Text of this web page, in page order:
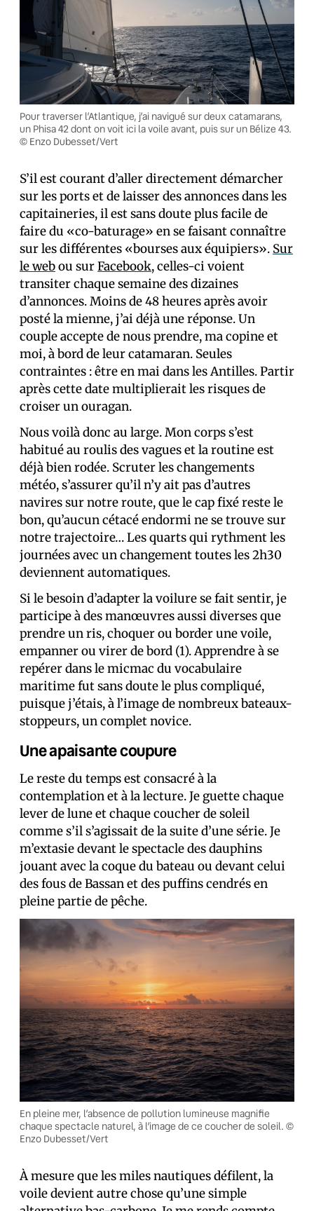
Pour traverser l’Atlantique, j’ai navigué sur deux catamarans,
un Phisa 42 dont on voit ici la voile avant, puis sur un Bélize 43.
© Enzo Dubesset/Vert
S’il est courant d’aller directement démarcher
sur les ports et de laisser des annonces dans les
capitaineries, il est sans doute plus facile de
faire du «co-baturage» en se faisant connaître
sur les différentes «bourses aux équipiers». Sur
le webou surFacebook, celles-ci voient
transiter chaque semaine des dizaines
d’annonces. Moins de 48 heures après avoir
posté la mienne, j’ai déjà une réponse. Un
couple accepte de nous prendre, ma copine et
moi, à bord de leur catamaran. Seules
contraintes : être en mai dans les Antilles. Partir
après cette date multiplierait les risques de
croiser un ouragan.
Nous voilà donc au large. Mon corps s’est
habitué au roulis des vagues et la routine est
déjà bien rodée. Scruter les changements
météo, s’assurer qu’il n’y ait pas d’autres
navires sur notre route, que le cap fixé reste le
bon, qu’aucun cétacé endormi ne se trouve sur
notre trajectoire… Les quarts qui rythment les
journées avec un changement toutes les 2h30
deviennent automatiques.
Si le besoin d’adapter la voilure se fait sentir, je
participe à des manœuvres aussi diverses que
prendre un ris, choquer ou border une voile,
empanner ou virer de bord (1). Apprendre à se
repérer dans le micmac du vocabulaire
maritime fut sans doute le plus compliqué,
puisque j’étais, à l’image de nombreux bateaux-
stoppeurs, un complet novice.
Une apaisante coupure
Le reste du temps est consacré à la
contemplation et à la lecture. Je guette chaque
lever de lune et chaque coucher de soleil
comme s’il s’agissait de la suite d’une série. Je
m’extasie devant le spectacle des dauphins
jouant avec la coque du bateau ou devant celui
des fous de Bassan et des puffins cendrés en
pleine partie de pêche.
En pleine mer, l’absence de pollution lumineuse magnifie
chaque spectacle naturel, à l’image de ce coucher de soleil. ©
Enzo Dubesset/Vert
À mesure que les miles nautiques défilent, la
voile devient autre chose qu’une simple